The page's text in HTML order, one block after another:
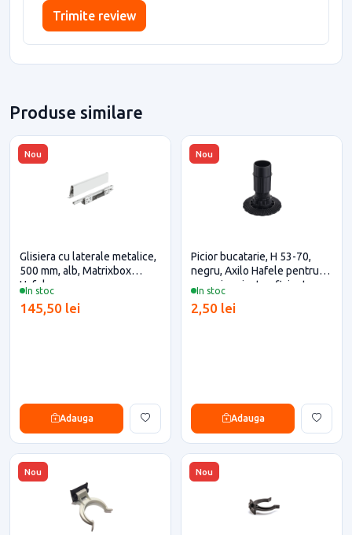
Trimite review
Produse similare
Nou
In stoc
Glisiera cu laterale metalice,
500 mm, alb, Matrixbox
Hafele
145,50 lei
Adauga
Nou
In stoc
Picior bucatarie, H 53-70,
negru, Axilo Hafele pentru
casa si proiecte eficiente
2,50 lei
Adauga
Nou Nou